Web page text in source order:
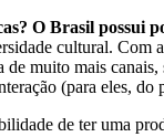
O Brasil possui
cultural. Com
muito mais
(para eles,
de ter uma